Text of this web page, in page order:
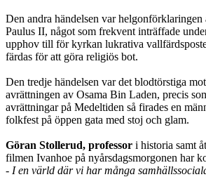
Den andra händelsen var helgonförklaringen
Paulus II, något som frekvent inträffade
upphov till för kyrkan lukrativa
färdas för att göra religiös bot.
Den tredje händelsen var det blodtörstiga
avrättningen av Osama Bin Laden, precis
avrättningar på Medeltiden så firades en
folkfest på öppen gata med stoj och glam.
Göran Stollerud, professor i historia samt
filmen Ivanhoe på nyårsdagsmorgonen har
- I en värld där vi har många